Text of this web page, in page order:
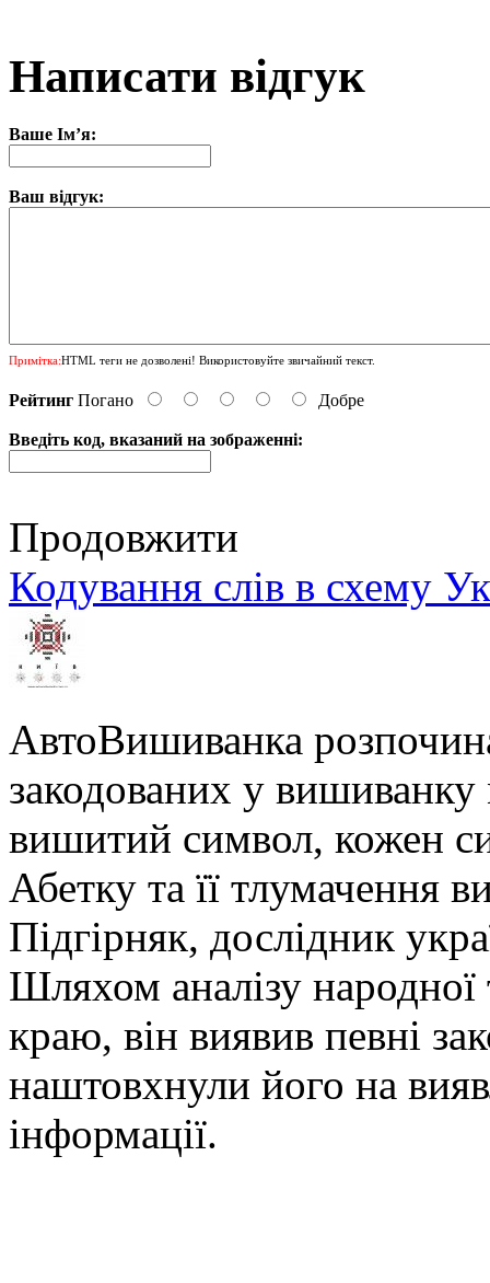
Написати відгук
Ваше Ім’я:
Ваш відгук:
Примітка:HTML теги не дозволені! Використовуйте звичайний текст.
Рейтинг Погано Добре
Введіть код, вказаний на зображенні:
Продовжити
Кодування слів в схему
АвтоВишиванка
закодованих у
вишитий символ, кожен
Абетку та її тлумачення
Підгірняк, дослідник
Шляхом аналізу народної
краю, він виявив певні
наштовхнули його на
інформації.